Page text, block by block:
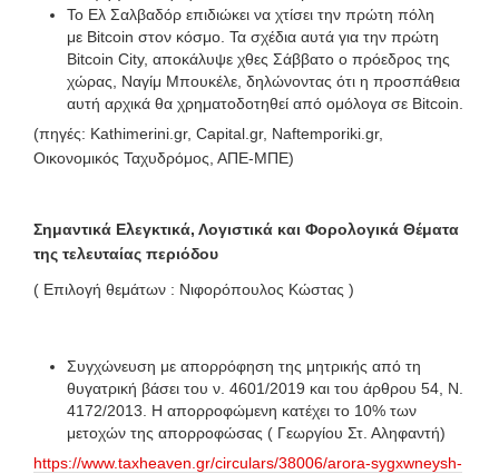
Το Ελ Σαλβαδόρ επιδιώκει να χτίσει την πρώτη πόλη
με Bitcoin στον κόσμο. Τα σχέδια αυτά για την πρώτη
Bitcoin City, αποκάλυψε χθες Σάββατο ο πρόεδρος της
χώρας, Ναγίμ Μπουκέλε, δηλώνοντας ότι η προσπάθεια
αυτή αρχικά θα χρηματοδοτηθεί από ομόλογα σε Bitcoin.
(πηγές: Kathimerini.gr, Capital.gr, Naftemporiki.gr,
Οικονομικός Ταχυδρόμος, ΑΠΕ-ΜΠΕ)
Σημαντικά Ελεγκτικά, Λογιστικά και Φορολογικά Θέματα
της τελευταίας περιόδου
( Επιλογή θεμάτων : Νιφορόπουλος Κώστας )
Συγχώνευση με απορρόφηση της μητρικής από τη
θυγατρική βάσει του ν. 4601/2019 και του άρθρου 54, Ν.
4172/2013. Η απορροφώμενη κατέχει το 10% των
μετοχών της απορροφώσας ( Γεωργίου Στ. Αληφαντή)
https://www.taxheaven.gr/circulars/38006/arora-sygxwneysh-